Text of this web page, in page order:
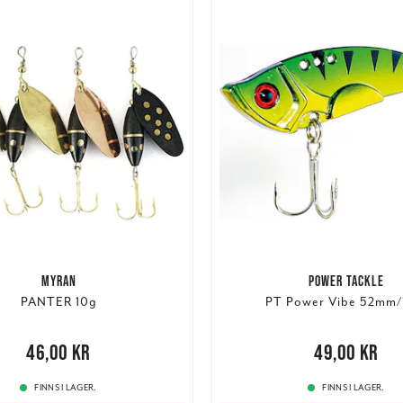
MYRAN
PANTER 10g
kr
46,00 kr
FINNS I LAGER.
POWER TACKLE
PT Power Vibe
49,00 kr49,00 kr
FINNS I LAGER.